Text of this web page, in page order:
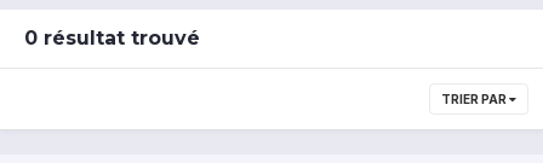
0 résultat trouvé
TRIER PAR